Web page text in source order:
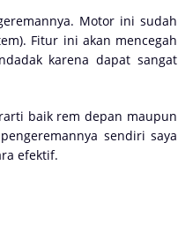
Motor ini sudah
Fitur ini akan mencegah
karena dapat sangat
baik rem depan maupun
sendiri saya
efektif.